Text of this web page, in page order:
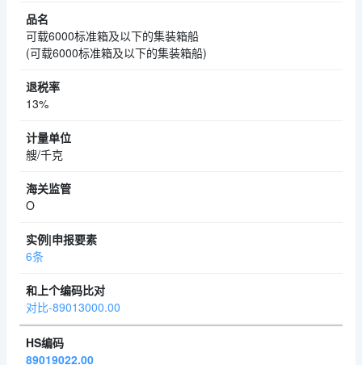
可载6000标准箱及以下的集装箱船
(可载6000标准箱及以下的集装箱船)
13%
艘/千克
O
6条
对比-89013000.00
89019022.00